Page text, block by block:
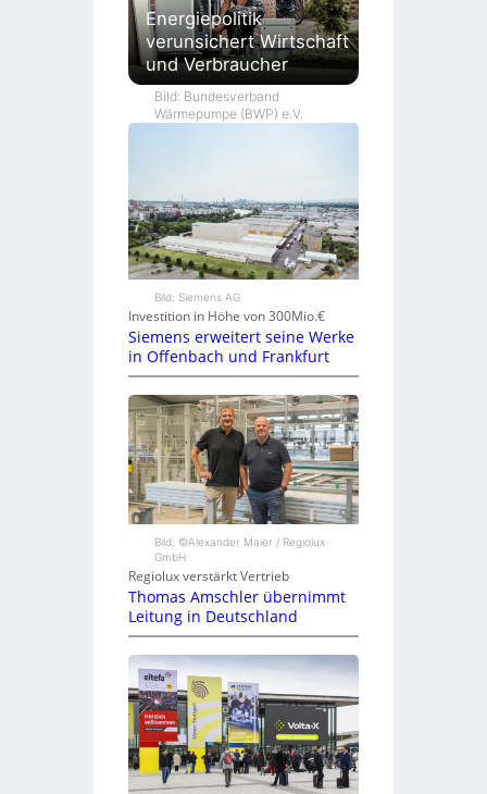
Energiepolitik
verunsichert Wirtschaft
und Verbraucher
Bild: Bundesverband
Wärmepumpe (BWP) e.V.
Bild: Siemens AG
Investition in Höhe von 300Mio.€
Siemens erweitert seine Werke
in Offenbach und Frankfurt
Bild: ©Alexander Maier / Regiolux
GmbH
Regiolux verstärkt Vertrieb
Thomas Amschler übernimmt
Leitung in Deutschland